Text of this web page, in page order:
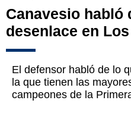
Canavesio habló
desenlace en
El defensor habló de lo
la que tienen las
campeones de la